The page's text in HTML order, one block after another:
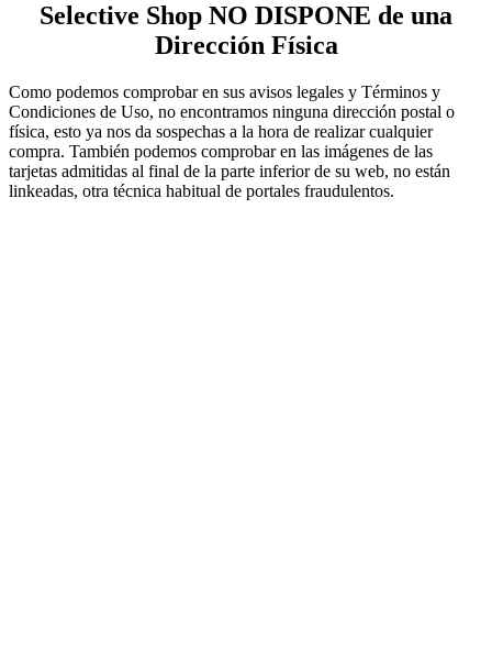
Selective Shop NO DISPONE de una
Dirección Física
Como podemos comprobar en sus avisos legales y Términos y
Condiciones de Uso, no encontramos ninguna dirección postal o
física, esto ya nos da sospechas a la hora de realizar cualquier
compra. También podemos comprobar en las imágenes de las
tarjetas admitidas al final de la parte inferior de su web, no están
linkeadas, otra técnica habitual de portales fraudulentos.